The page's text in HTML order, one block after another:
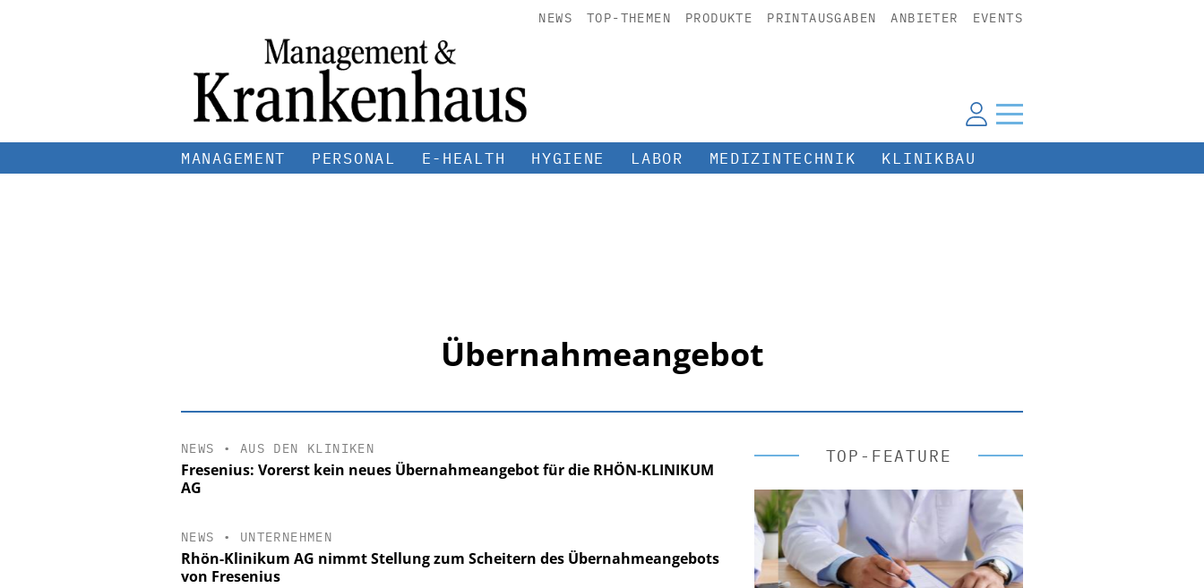
NEWS TOP-THEMEN PRODUKTE PRINTAUSGABEN ANBIETER EVENTS
MANAGEMENT PERSONAL E-HEALTH HYGIENE LABOR MEDIZINTECHNIK KLINIKBAU
Übernahmeangebot
NEWS • AUS DEN KLINIKEN
Fresenius: Vorerst kein neues Übernahmeangebot für die RHÖN-KLINIKUM
AG
NEWS • UNTERNEHMEN
Rhön-Klinikum AG nimmt Stellung zum Scheitern des Übernahmeangebots
von Fresenius
TOP-FEATURE